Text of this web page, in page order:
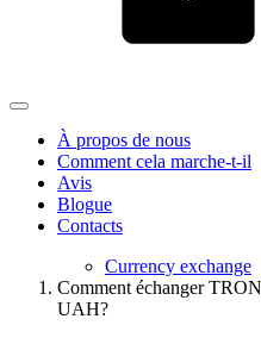
À propos de nous
Comment cela marche-t-il
Avis
Blogue
Contacts
Currency exchange
Comment échanger
UAH?